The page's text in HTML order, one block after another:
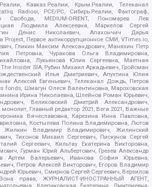
Кавказ.Реалии, Крым.Реалии, Телеканал
Radiosi, PCE/PC, Сибирь.Реалии, Фактограф,
Свобода, MEDIUM-ORIENT, Пономарев Лев
Людмила Алексеевна, Маркелов Сергей
Денис Николаевич, Апахончич Дарья
Project, Первое антикоррупционное СМИ, VTimes.io,
Гликин Максим Александрович, Маняхин Петр
Петровна, Чуракова Ольга Владимировна,
Лукьянова Юлия Сергеевна, Маетная
The Insider SIA, Рубин Михаил Аркадьевич, Гройсман
Илья Дмитриевич, Апухтина Юлия
Алексей Евгеньевич, Телеканал Дождь, Петров
fonds, Шмагун Олеся Валентиновна, Мароховская
Ирина Николаевна, Шлейнов Роман Юрьевич,
Великовский Дмитрий Александрович,
Главный редактор 2021, Вега 2021, Важные
Вячеславовна, Карезина Инна Павловна,
Костылева Полина Владимировна, Лютов
Жилкин Владимир Владимирович, Жилинский
Тихонов Михаил Сергеевич, Пискунов Сергей
Сергеевич, Кильтау Екатерина Викторовна,
Гурман Юрий Альбертович, Грезев Александр
Артем Валерьевич, Иванова София Юрьевна,
Петров Алексей Викторович, Егоров Владимир
Юрьевич, Смирнов Сергей Сергеевич, Верзилов
права, ЖУРНАЛИСТ-ИНОСТРАННЫЙ АГЕНТ,
Клепиковская Екатерина Дмитриевна,